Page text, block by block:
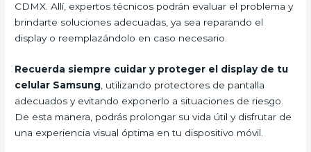
CDMX. Allí, expertos técnicos podrán evaluar el problema y
brindarte soluciones adecuadas, ya sea reparando el
display o reemplazándolo en caso necesario.
Recuerda siempre cuidar y proteger el display de tu
celular Samsung , utilizando protectores de pantalla
adecuados y evitando exponerlo a situaciones de riesgo.
De esta manera, podrás prolongar su vida útil y disfrutar de
una experiencia visual óptima en tu dispositivo móvil.